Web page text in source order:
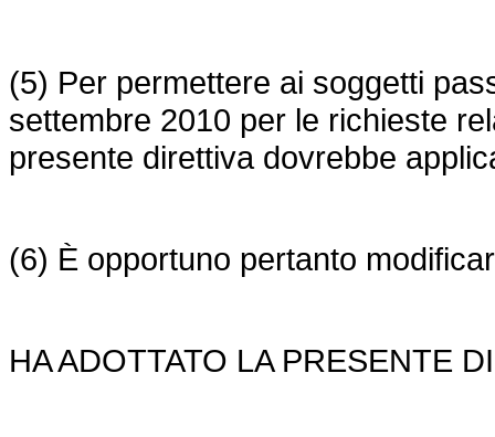
(5) Per permettere ai soggetti
settembre 2010 per le richieste
presente direttiva dovrebbe
(6) È opportuno pertanto
HA ADOTTATO LA PRESENTE